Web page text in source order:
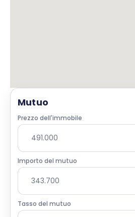
Mutuo
Prezzo dell'immobile
Importo del mutuo
Tasso del mutuo